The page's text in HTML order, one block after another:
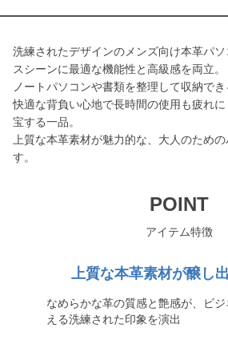
洗練されたデザインのメンズ向け本革パ
スシーンに最適な機能性と高級感を両立。
ノートパソコンや書類を整理して収納でき
快適な背負い心地で長時間の使用も疲れ
宝する一品。
上質な本革素材が魅力的な、大人のため
す。
POINT
アイテム特徴
上質な本革素材が醸し
なめらかな革の質感と艶感が、ビ
える洗練された印象を演出